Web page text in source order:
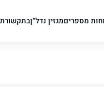
מספריםמגזין נדל”ןבתקשורת